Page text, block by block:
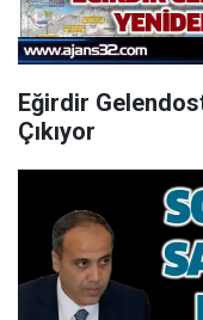
Eğirdir
Çıkıyor